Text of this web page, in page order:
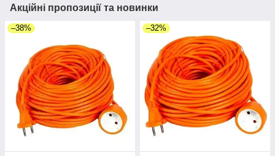
Акційні пропозиції та новинки
–38% –32%